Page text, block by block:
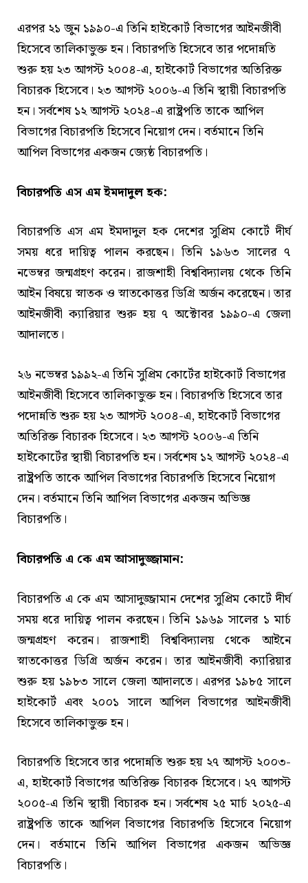
এরপর ২১ জুন ১৯৯০-এ তিনি হাইকোর্ট বিভাগের আইনজীবী
হিসেবে তালিকাভুক্ত হন। বিচারপতি হিসেবে তার পদোন্নতি
শুরু হয় ২৩ আগস্ট ২০০৪-এ, হাইকোর্ট বিভাগের অতিরিক্ত
বিচারক হিসেবে। ২৩ আগস্ট ২০০৬-এ তিনি স্থায়ী বিচারপতি
হন। সর্বশেষ ১২ আগস্ট ২০২৪-এ রাষ্ট্রপতি তাকে আপিল
বিভাগের বিচারপতি হিসেবে নিয়োগ দেন। বর্তমানে তিনি
আপিল বিভাগের একজন জ্যেষ্ঠ বিচারপতি।
বিচারপতি এস এম ইমদাদুল হক:
বিচারপতি এস এম ইমদাদুল হক দেশের সুপ্রিম কোর্টে দীর্ঘ
সময় ধরে দায়িত্ব পালন করছেন। তিনি ১৯৬৩ সালের ৭
নভেম্বর জন্মগ্রহণ করেন। রাজশাহী বিশ্ববিদ্যালয় থেকে তিনি
আইন বিষয়ে স্নাতক ও স্নাতকোত্তর ডিগ্রি অর্জন করেছেন। তার
আইনজীবী ক্যারিয়ার শুরু হয় ৭ অক্টোবর ১৯৯০-এ জেলা
আদালতে।
২৬ নভেম্বর ১৯৯২-এ তিনি সুপ্রিম কোর্টের হাইকোর্ট বিভাগের
আইনজীবী হিসেবে তালিকাভুক্ত হন। বিচারপতি হিসেবে তার
পদোন্নতি শুরু হয় ২৩ আগস্ট ২০০৪-এ, হাইকোর্ট বিভাগের
অতিরিক্ত বিচারক হিসেবে। ২৩ আগস্ট ২০০৬-এ তিনি
হাইকোর্টের স্থায়ী বিচারপতি হন। সর্বশেষ ১২ আগস্ট ২০২৪-এ
রাষ্ট্রপতি তাকে আপিল বিভাগের বিচারপতি হিসেবে নিয়োগ
দেন। বর্তমানে তিনি আপিল বিভাগের একজন অভিজ্ঞ
বিচারপতি।
বিচারপতি এ কে এম আসাদুজ্জামান:
বিচারপতি এ কে এম আসাদুজ্জামান দেশের সুপ্রিম কোর্টে দীর্ঘ
সময় ধরে দায়িত্ব পালন করছেন। তিনি ১৯৬৯ সালের ১ মার্চ
জন্মগ্রহণ করেন। রাজশাহী বিশ্ববিদ্যালয় থেকে আইনে
স্নাতকোত্তর ডিগ্রি অর্জন করেন। তার আইনজীবী ক্যারিয়ার
শুরু হয় ১৯৮৩ সালে জেলা আদালতে। এরপর ১৯৮৫ সালে
হাইকোর্ট এবং ২০০১ সালে আপিল বিভাগের আইনজীবী
হিসেবে তালিকাভুক্ত হন।
বিচারপতি হিসেবে তার পদোন্নতি শুরু হয় ২৭ আগস্ট ২০০৩-
এ, হাইকোর্ট বিভাগের অতিরিক্ত বিচারক হিসেবে। ২৭ আগস্ট
২০০৫-এ তিনি স্থায়ী বিচারক হন। সর্বশেষ ২৫ মার্চ ২০২৫-এ
রাষ্ট্রপতি তাকে আপিল বিভাগের বিচারপতি হিসেবে নিয়োগ
দেন। বর্তমানে তিনি আপিল বিভাগের একজন অভিজ্ঞ
বিচারপতি।